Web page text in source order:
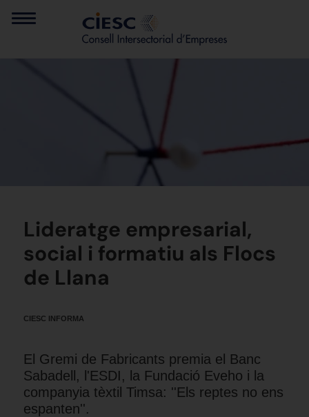
Lideratge empresarial,
social i formatiu als Flocs
de Llana
CIESC INFORMA
El Gremi de Fabricants premia el Banc
Sabadell, l'ESDI, la Fundació Eveho i la
companyia tèxtil Timsa: ''Els reptes no ens
espanten''.